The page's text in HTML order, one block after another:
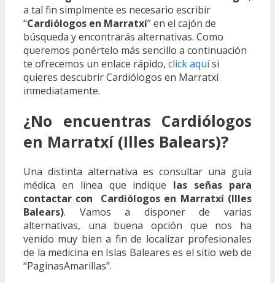
a tal fin simplmente es necesario escribir
“Cardiólogos en Marratxí” en el cajón de
búsqueda y encontrarás alternativas. Como
queremos ponértelo más sencillo a continuación
te ofrecemos un enlace rápido, click aquísi
quieres descubrir Cardiólogos en Marratxí
inmediatamente.
¿No encuentras Cardiólogos
en Marratxí (Illes Balears)?
Una distinta alternativa es consultar una guía
médica en línea que indique las señas para
contactar con Cardiólogos en Marratxí (Illes
Balears). Vamos a disponer de varias
alternativas, una buena opción que nos ha
venido muy bien a fin de localizar profesionales
de la medicina en Islas Baleares es el sitio web de
“PaginasAmarillas”.